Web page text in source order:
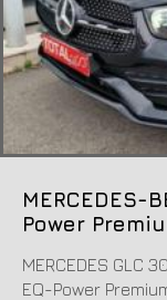
MERCEDES-
Power
MERCEDES GLC
EQ-Power